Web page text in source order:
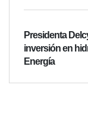
Presidenta
inversión en
Energía